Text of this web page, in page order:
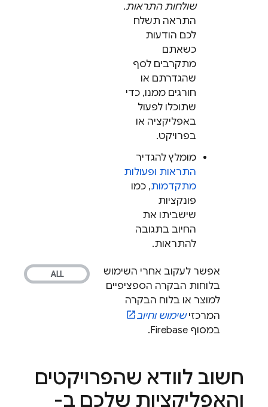
שולחות התראות.
התראה תשלח
לכם הודעות
כשאתם
מתקרבים לסף
שהגדרתם או
חורגים ממנו, כדי
שתוכלו לפעול
באפליקציה או
בפרויקט.
מומלץ להגדיר
התראות ופעולות
מתקדמות, כמו
פונקציות
שישביתו את
החיוב בתגובה
להתראות.
אפשר לעקוב אחרי השימוש
בלוחות הבקרה הספציפיים
למוצר או בלוח הבקרה
המרכזישימוש וחיוב
במסוף Firebase
.
חשוב לוודא שהפרויקטים
והאפליקציות שלכם ב-